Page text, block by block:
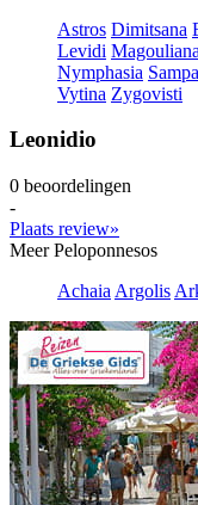
Astros Dimitsana
Levidi Magouliana
Nymphasia
Vytina Zygovisti
Leonidio
0 beoordelingen
-
Plaats review»
Meer Peloponnesos
Achaia Argolis